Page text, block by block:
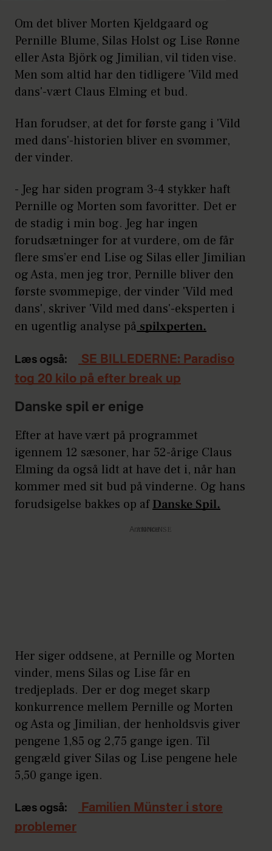
Om det bliver Morten Kjeldgaard og
Pernille Blume, Silas Holst og Lise Rønne
eller Asta Björk og Jimilian, vil tiden vise.
Men som altid har den tidligere 'Vild med
dans'-vært Claus Elming et bud.
Han forudser, at det for første gang i 'Vild
med dans'-historien bliver en svømmer,
der vinder.
- Jeg har siden program 3-4 stykker haft
Pernille og Morten som favoritter. Det er
de stadig i min bog. Jeg har ingen
forudsætninger for at vurdere, om de får
flere sms’er end Lise og Silas eller Jimilian
og Asta, men jeg tror, Pernille bliver den
første svømmepige, der vinder 'Vild med
dans', skriver 'Vild med dans'-eksperten i
en ugentlig analyse på spilxperten.
Læs også:
SE BILLEDERNE: Paradiso
tog 20 kilo på efter break up
Danske spil er enige
Efter at have vært på programmet
igennem 12 sæsoner, har 52-årige Claus
Elming da også lidt at have det i, når han
kommer med sit bud på vinderne. Og hans
forudsigelse bakkes op afDanske Spil.
Annonce
Her siger oddsene, at Pernille og Morten
vinder, mens Silas og Lise får en
tredjeplads. Der er dog meget skarp
konkurrence mellem Pernille og Morten
og Asta og Jimilian, der henholdsvis giver
pengene 1,85 og 2,75 gange igen. Til
gengæld giver Silas og Lise pengene hele
5,50 gange igen.
Læs også:
Familien Münster i store
problemer